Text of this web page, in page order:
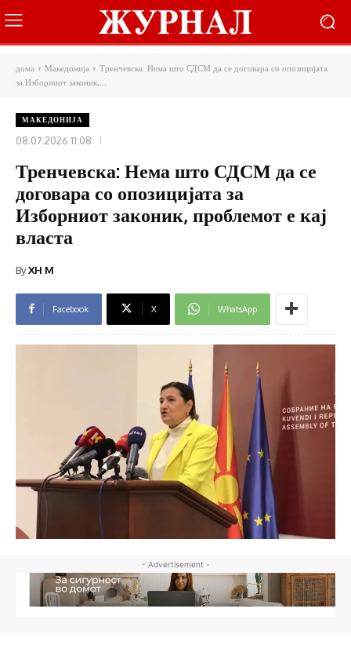
дома Македонија
Тренчевска: Нема што СДСМ да се договара со опозицијата
за Изборниот законик,...
МАКЕДОНИЈА
08.07.2026 11:08
Тренчевска: Нема што СДСМ да се
договара со опозицијата за
Изборниот законик, проблемот е кај
власта
ByXH M
Facebook X WhatsApp
- Advertisement -